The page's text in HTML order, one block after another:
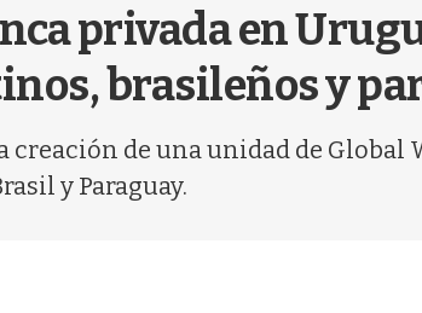
privada en
brasileños y
creación de una unidad de
y Paraguay.